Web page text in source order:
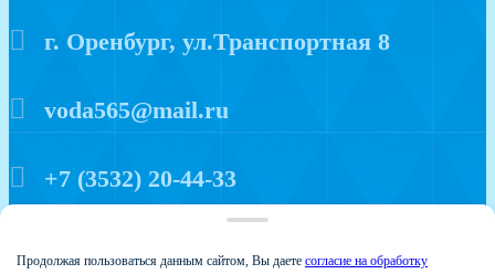
г. Оренбург, ул.Транспортная 8
voda565@mail.ru
+7 (3532) 20-44-33
Продолжая пользоваться данным сайтом, Вы даете согласие на обработку